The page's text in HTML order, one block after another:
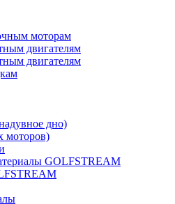
моторам
двигателям
двигателям
дно)
моторов)
GOLFSTREAM